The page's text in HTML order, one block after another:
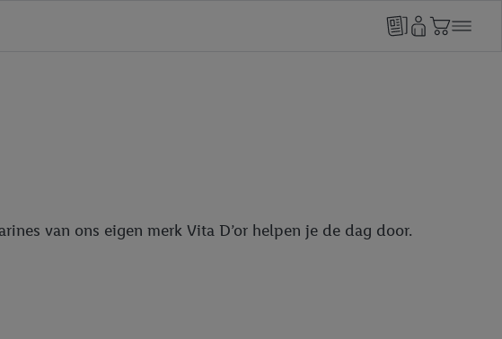
van ons eigen merk Vita D’or helpen je de dag door.